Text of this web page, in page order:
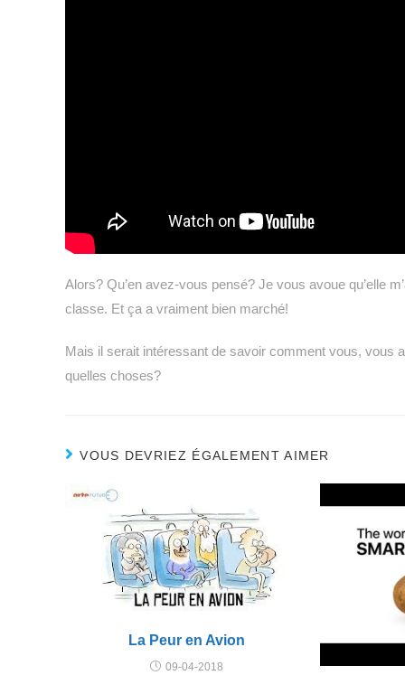
Alors? Qu’en avez-vous pensé? Je vous avoue qu’elle
classe. Et ça a vraiment bien marché!
Mais il serait intéressant de savoir comment vous, vous
quelles choses?
VOUS DEVRIEZ ÉGALEMENT AIMER
La Peur en Avion
09-04-2018